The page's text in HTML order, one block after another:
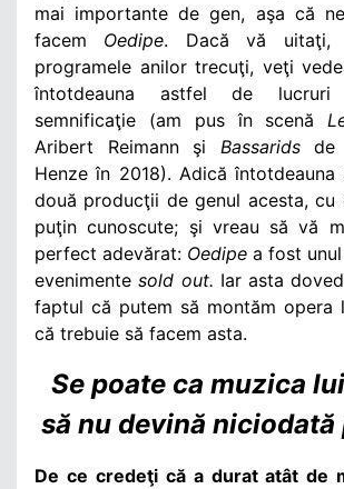
mai importante de gen, aşa că
facem Oedipe. Dacă vă uitaţi,
programele anilor trecuţi, veţi
întotdeauna astfel de
semnificaţie (am pus în scenă
Aribert Reimann şi Bassaridsde
Henze în 2018). Adică întotdeauna
două producţii de genul acesta, cu
puţin cunoscute; şi vreau să vă
perfect adevărat: Oedipe a fost
evenimentesold out. Iar asta
faptul că putem să montăm opera
că trebuie să facem asta.
Se poate ca muzica
să nu devină niciodată
De ce credeţi că a durat atât de